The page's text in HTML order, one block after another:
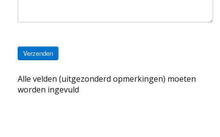
Verzenden
Alle velden (uitgezonderd opmerkingen) moeten
worden ingevuld